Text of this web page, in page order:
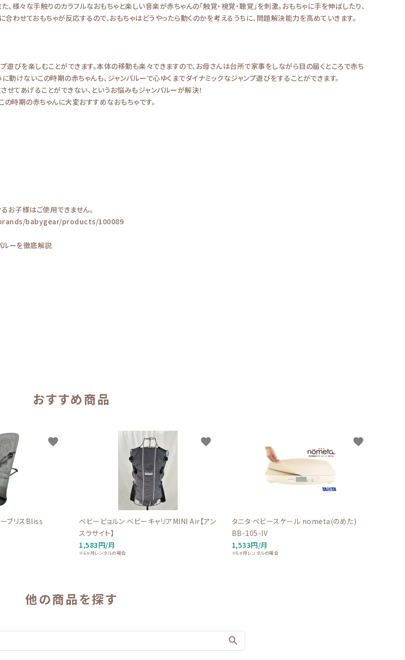
様々な手触りのカラフルなおもちゃと楽しい音楽が赤ちゃんの「触覚・視覚・聴覚」を刺激。おもちゃに手を伸ばしたり、
わせておもちゃが反応するので、おもちゃはどうやったら動くのかを考えるうちに、問題解決能力を高めていきます。
遊びを楽しむことができます。本体の移動も楽々できますので、お母さんは台所で家事をしながら目の届くところで赤ち
けないこの時期の赤ちゃんも、ジャンパルーで心ゆくまでダイナミックなジャンプ遊びをすることができます。
てあげることができない、というお悩みもジャンパルーが解決！
時期の赤ちゃんに大変おすすめなおもちゃです。
お子様はご使用できません。
babygear/products/100089
ルーを徹底解説
おすすめ商品
ブリスBliss
favorite
ベビービョルン ベビーキャリアMINI Air【アン
スラサイト】
1,583円/月
※6ヶ月レンタルの場合
favorite
タニタ ベビースケール nometa(のめた)
BB-105-IV
1,533円/月
※6ヶ月レンタルの場合
favorite
他の商品を探す
search